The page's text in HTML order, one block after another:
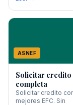
ASNEF
Solicitar credito
completa
Solicitar credito
mejores EFC. Sin